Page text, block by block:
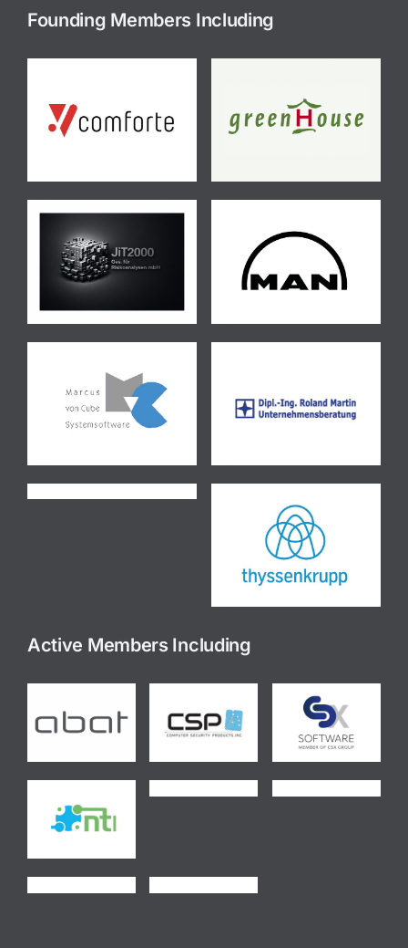
Founding Members Including
Active Members Including